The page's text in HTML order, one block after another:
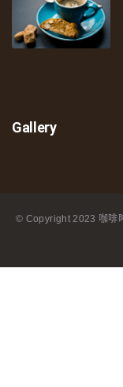
Gallery
© Copyright2023 咖啡